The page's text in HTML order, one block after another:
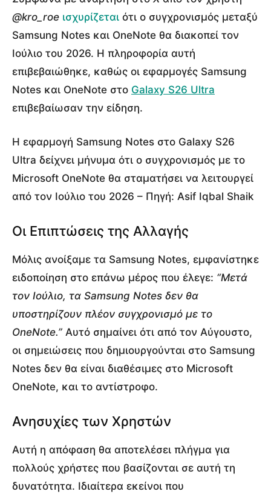
@kro_roe ισχυρίζεται ότι ο συγχρονισμός μεταξύ
Samsung Notes και OneNote θα διακοπεί τον
Ιούλιο του 2026. Η πληροφορία αυτή
επιβεβαιώθηκε, καθώς οι εφαρμογές Samsung
Notes και OneNote στο Galaxy S26 Ultra
επιβεβαίωσαν την είδηση.
Η εφαρμογή Samsung Notes στο Galaxy S26
Ultra δείχνει μήνυμα ότι ο συγχρονισμός με το
Microsoft OneNote θα σταματήσει να λειτουργεί
από τον Ιούλιο του 2026 – Πηγή: Asif Iqbal Shaik
Οι Επιπτώσεις της Αλλαγής
Μόλις ανοίξαμε τα Samsung Notes, εμφανίστηκε
ειδοποίηση στο επάνω μέρος που έλεγε: “Μετά
τον Ιούλιο, τα Samsung Notes δεν θα
υποστηρίζουν πλέον συγχρονισμό με το
OneNote.” Αυτό σημαίνει ότι από τον Αύγουστο,
οι σημειώσεις που δημιουργούνται στο Samsung
Notes δεν θα είναι διαθέσιμες στο Microsoft
OneNote, και το αντίστροφο.
Ανησυχίες των Χρηστών
Αυτή η απόφαση θα αποτελέσει πλήγμα για
πολλούς χρήστες που βασίζονται σε αυτή τη
δυνατότητα. Ιδιαίτερα εκείνοι που